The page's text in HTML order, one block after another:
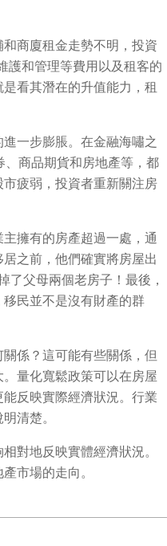
商廈租金走勢不明，投資
護和管理等費用以及租客的
看其潛在的升值能力，租
一步膨脹。在金融海嘯之
商品期貨和房地產等，都
疲弱，投資者重新關注房
擁有的房產超過一處，通
之前，他們確實將房屋出
了父母兩個老房子！最後，
民並不是沒有財產的群
係？這可能有些關係，但
量化寬鬆政策可以在房屋
反映實際經濟狀況。行業
清楚。
對地反映實體經濟狀況。
市場的走向。